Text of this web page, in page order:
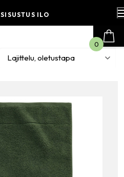
SISUSTUS ILO
0